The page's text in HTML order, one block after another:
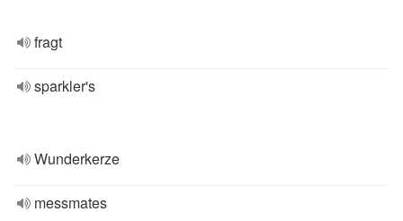
fragt
sparkler's
Wunderkerze
messmates